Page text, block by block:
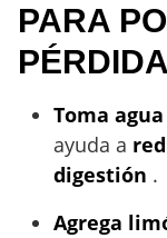
PARA
Toma
ayuda a
digestión .
Agrega